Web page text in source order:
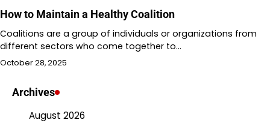
How to Maintain a Healthy Coalition
Coalitions are a group of individuals or organizations from
different sectors who come together to…
October 28, 2025
Archives
August 2026